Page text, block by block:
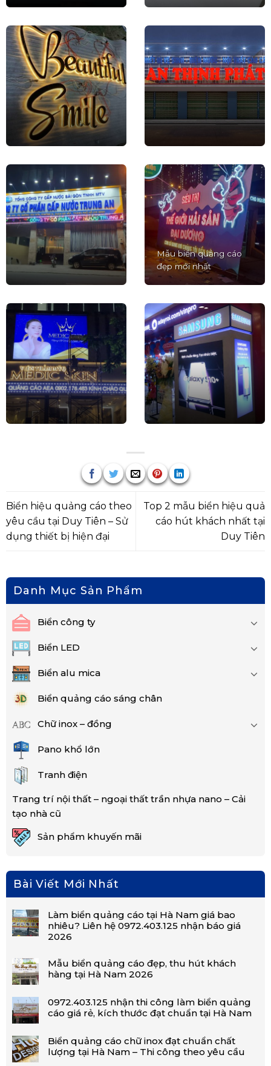
Mẫu biển quảng cáo
đẹp mới nhất
Biển hiệu quảng cáo theo
yêu cầu tại Duy Tiên – Sử
dụng thiết bị hiện đại
Top 2 mẫu biển hiệu quả
cáo hút khách nhất tại
Duy Tiên
Danh Mục Sản Phẩm
Biển công ty
Biển LED
Biển alu mica
Biển quảng cáo sáng chân
Chữ inox – đồng
Pano khổ lớn
Tranh điện
Trang trí nội thất – ngoại thất trần nhựa nano – Cải
tạo nhà cũ
Sản phẩm khuyến mãi
Bài Viết Mới Nhất
Làm biển quảng cáo tại Hà Nam giá bao
nhiêu? Liên hệ 0972.403.125 nhận báo giá
2026
Mẫu biển quảng cáo đẹp, thu hút khách
hàng tại Hà Nam 2026
0972.403.125 nhận thi công làm biển quảng
cáo giá rẻ, kích thước đạt chuẩn tại Hà Nam
Biển quảng cáo chữ inox đạt chuẩn chất
lượng tại Hà Nam – Thi công theo yêu cầu